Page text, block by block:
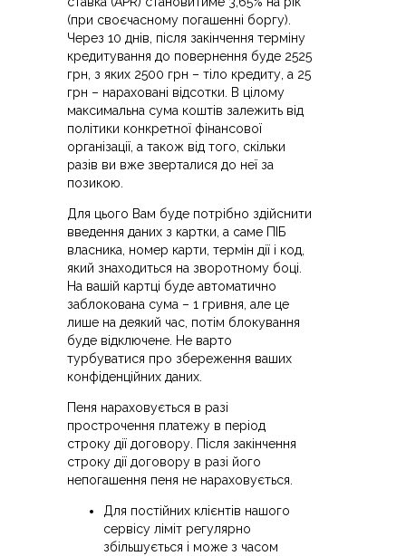
(при своєчасному погашенні боргу).
Через 10 днів, після закінчення терміну
кредитування до повернення буде 2525
грн, з яких 2500 грн – тіло кредиту, а 25
грн – нараховані відсотки. В цілому
максимальна сума коштів залежить від
політики конкретної фінансової
організації, а також від того, скільки
разів ви вже зверталися до неї за
позикою.
Для цього Вам буде потрібно здійснити
введення даних з картки, а саме ПІБ
власника, номер карти, термін дії і код,
який знаходиться на зворотному боці.
На вашій картці буде автоматично
заблокована сума – 1 гривня, але це
лише на деякий час, потім блокування
буде відключене. Не варто
турбуватися про збереження ваших
конфіденційних даних.
Пеня нараховується в разі
прострочення платежу в період
строку дії договору. Після закінчення
строку дії договору в разі його
непогашення пеня не нараховується.
Для постійних клієнтів нашого
сервісу ліміт регулярно
збільшується і може з часом